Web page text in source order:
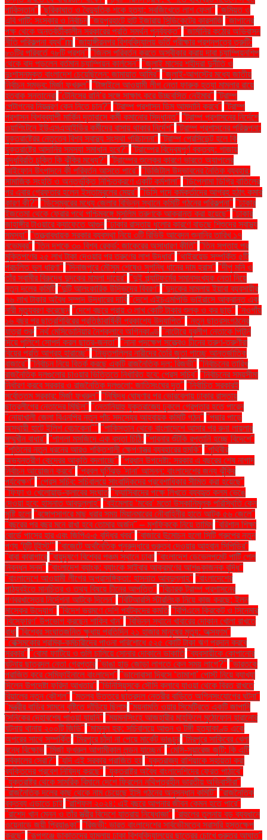
পাকিস্তান" "ছুরিকাঘাত ও বৈদ্যুতিক শকে হত্যা: সবজিখেতে লাশ ফেলা" "জমিয়ত ও
এবি পার্টি: সংস্কার ও নির্বাচন "জয়পুরহাটে হাট ইজারায় সিন্ডিকেটের কারসাজি "জাপানের
পক্ষ থেকে অন্তর্বর্তীকালীন সরকারের প্রতি সমর্থন পুনর্ব্যক্ত" "জার্মানির কঠোর অভিবাসন
নীতি পরিকল্পনা ব্যর্থ"m "জাহাঙ্গীরনগর বিশ্ববিদ্যালয় ভর্তি পরীক্ষার প্রশ্নপত্রে ত্রুটি:
৮০টির পরিবর্তে ৭৮টি প্রশ্ন" "জিনস পরিবর্তন করতে অস্বীকার করায় দাবা চ্যাম্পিয়নশিপ
থেকে বাদ পড়লেন বর্তমান চ্যাম্পিয়ন কার্লসেন" "জুলাই মাসের শহীদরা দুর্নীতি ও
দুঃশাসনমুক্ত বাংলাদেশ চেয়েছিলেন: জামায়াত আমির" "জুলাই-আগস্টের মধ্যে জাতীয়
নির্বাচন সম্ভব: মির্জা ফখরুল" "টাঙ্গাইলে আওয়ামী লীগ নেতা ফারুক হত্যা মামলার রায়ে
হতবাক সন্তানেরা "টেনিসের রানি’র সঙ্গে সাক্ষাৎ করে উচ্ছ্বসিত নেইমার" "ট্রাম্প
পেন্টাগনের নিয়ন্ত্রণ কেন নিতে চান?" "ট্রাম্প প্রশাসন ডিম আমদানি করবে" "ট্রাম্প
প্রশাসন বিশ্বব্যাপী মার্কিন দূতাবাসে কর্মী কমানোর সিদ্ধান্ত" "ট্রাম্প প্রশাসনের নির্দেশে
ওয়াশিংটনে ইউএসএআইডির কর্মীদের বাসায় থাকার নির্দেশ" "ট্রাম্প প্রশাসনের পরিকল্পনা:
যুক্তরাষ্ট্রের নেতৃত্বে বিশ্ব স্বাস্থ্য সংস্থা পরিচালনা" "ট্রাম্প প্রেসিডেন্ট হলে কি
যুক্তরাষ্ট্রে আদানির সমস্যা সমাধান হবে?" "ট্রাম্পের বিদ্বেষপূর্ণ বক্তব্য: গাজায়
যুদ্ধবিরতি চুক্তি কি ঝুঁকির মধ্যে?" "ট্রাম্পের শুল্কের কারণে ভারতে অ্যাপলের
আইফোন উৎপাদনে কী পরিবর্তন আসতে পারে" "ডিজিটাল উদ্ভাবনের নৈতিক ব্যবহার:
সামাজিক সংহতি ও অন্তর্ভুক্তি নিশ্চিতকরণে একটি কর্মশালা" "ডিপ্লোমা ডিগ্রি বাতিলের
পর এবার গ্রেফতার হলেন ইস্তাম্বুলের মেয়র" "ডিসি পদে কর্মকর্তাদের আগ্রহ হঠাৎ কমার
কারণ কী?" "ডিসেম্বরের মধ্যে জেলার বিভিন্ন স্থানে কমিটি গঠনের পরিকল্পনা" "ঢাকার
ইজতেমা থেকে ফেরার পথে পশ্চিমবঙ্গে মুসলিম তরুণকে আক্রান্ত করা হয়েছে" "ঢাকার
জাহাঙ্গীর টাওয়ারে ক্যাফেতে আগুন "ঢাকার রাস্তায় ধুলোর কারণে বাড়ছে শিশুদের স্বাস্থ্য
সমস্যা" "তত্ত্বাবধায়ক সরকার ব্যবস্থা নিয়ে ৩টি রিভিউ আবেদন শুনানির তারিখ ১৭
নভেম্বর" "তিন দশকে ৩০ বিশ্ব রেকর্ড: জাকেরের অসাধারণ কীর্তি" "তিন সপ্তাহ পর
মুক্তিপণের ২৫ লাখ টাকা দেওয়ার পর তরুণের লাশ উদ্ধার" "থাইরয়েড সম্পর্কিত ৫টি
প্রচলিত ভুল ধারণা" "দিনাজপুরে মৌসুম শেষেও সুগন্ধি ধানের দাম হ্রাস" "দীপু মনি ও
তাঁর স্বামীর বিরুদ্ধে দুদকের মামলা দায়ের" "দুই প্ল্যাটফর্মের সমানসংখ্যক নেতা নিয়ে
নতুন দলের কমিটি "দুটি আলংকারিক উদ্ভিদের বিবরণ" "দুদকের মামলায় ইয়াবা ব্যবসায়ীর
৭৬ লাখ টাকার অবৈধ সম্পদ উদ্ধারের দাবি "দেশে এইচএমপিভি ভাইরাসে আক্রান্ত এক
নারী মৃত্যুবরণ করেছেন "দেশে বছরে প্রায় ৩ লাখ কোটি টাকার শুল্ক ও কর ছাড়" "নওগাঁয়
১৬ বছর পর ছাত্রশিবিরের প্রতিষ্ঠাবার্ষিকী প্রকাশ্যে উদযাপিত" "নতুন ছাত্রসংগঠনের
যাত্রা শুরু "নর্থ মেসিডোনিয়ার নৈশক্লাবে অগ্নিকাণ্ড "নাটোরে যুবলীগ নেতাকে পিটুনি
দিয়ে পুলিশে সোপর্দ করল ছাত্র-জনতা" "নানা পদক্ষেপ সত্ত্বেও চীনের তরুণ-তরুণীরা
বিয়ের প্রতি আগ্রহ হারাচ্ছে" "নিভৃতপল্লির নারীদের তৈরি জুতা পাচ্ছে আন্তর্জাতিক
বাজারে" "নির্বাচন নিয়ে বিতর্ক করছে একটি রাজনৈতিক দল: রিজভী" "নির্বাচনের তারিখ
রাজনৈতিক দলগুলোর চাওয়ার ভিত্তিতে নির্ধারিত হবে: প্রেস সচিব" "নির্বাচনের সময়সীমা
নির্ধারণ করবে সরকার ও রাজনৈতিক দলগুলো: জাতিসংঘের দূত" "নির্বাচিত সরকারই
সর্বোত্তম সরকার: মির্জা ফখরুল" "নিষিদ্ধ ঘোষণার পর ভোরবেলায় ঢাকার রাস্তায়
ছাত্রলীগের নেতাদের মিছিল" "নেতানিয়াহু যুক্তরাজ্যে ঢুকলে গ্রেপ্তার হতে পারেন
"নোয়াখালী জেলা বিএনপির নতুন পাঁচ সদস্যের আহ্বায়ক কমিটি গঠন" "পদ্মার পাড়ে
অস্থায়ী হাটে ইলিশ বেচাকেনা"'' "পাকিস্তান থেকে বাংলাদেশে আসার পর রুনা লায়লার
সম্মুখীন বাধার" "পাগলা মসজিদে এক বস্তা চিঠি: "পাবনার শুঁটকি রপ্তানি হচ্ছে বিদেশে"
"পুতিনের নতুন ধরনের আরও শক্তিশালী ক্ষেপণাস্ত্র ব্যবহারের হুমকি" "পৃথিবীর
অভ্যন্তরীণ কেন্দ্রের আকৃতি বদলাচ্ছে" "প্রধান উপদেষ্টা: সরকার এ বছরের শেষ নাগাদ
নির্বাচন আয়োজন করবে" "প্রবল ঘূর্ণিঝড় 'দানা' আসন্ন: বাংলাদেশের জন্য ঝুঁকির
পর্যবেক্ষণ" "প্রেস সচিব: সচিবালয়ে সাংবাদিকদের প্রবেশাধিকার সীমিত করা হয়েছে"
"ফিফা ও খেলোয়াড়-ক্লাবের সংঘাত "ফ্যাসিবাদের পক্ষে লিখতে ব্যবহৃত কলম ভেঙে
দেওয়া হবে: হাসনাত আবদুল্লাহ" "বইমেলায় ‘মবের’ মতো উসকানিমূলক পরিস্থিতি কেন
সৃষ্টি হলো "বঙ্গোপসাগরে মাছ ধরার সময় মিয়ানমারের নৌবাহিনীর হাতে আটক ৫৬ জেলে"
"বছরের পর বছর মনে রাখা হবে তোমার অর্জন" – মুশফিককে নিয়ে তামিম "বরিশাল শিক্ষা
বোর্ডে পাসের হার এবং জিপিএ-৫ বৃদ্ধির খবর" "বাজারে উন্মোচন হলো সিটি গ্রুপের নতুন
পণ্য ‘টুটি টুইস্ট’" "বাজেটে অর্থনৈতিক পুনরুদ্ধারে গুরুত্ব দেওয়ার আহ্বান সিপিডির"
"বাবা কারাগারে "বায়ুদূষণে বিশ্বের পঞ্চম স্থানে ঢাকা "বাংলাদেশ ডেভেলপমেন্ট পার্টি পেল
নিবন্ধন সনদ" "বাংলাদেশ ব্যাংক: ব্যাংকে সাইবার আক্রমণের আশঙ্কাজনক বৃদ্ধি"
"বাংলাদেশে আওয়ামী লীগের অপ্রাসঙ্গিকতা: হাসনাত আবদুল্লাহ" "বাংলাদেশের
পাঠ্যবইতে মানচিত্র ও তথ্য বিষয়ে চীনের আপত্তি" "বিচারক ট্রাম্প প্রশাসনের
গণবরখাস্তের নির্দেশনা আটকে দিলেন" "বিটিআরসি স্টারলিংক নিয়ে কাজ করছে: ইলন
মাস্কের উদ্যোগ" "বিদেশ ভ্রমণে দেশি পর্যটকদের কমতি "বিপিএলে ক্রিকেট ও সিনেমার
'বিস্ফোরণ' উপভোগ করছেন শাকিব খান" "বিভিন্ন স্থানে খাবারের দোকান খোলা রাখতে
বাধা "বিশ্বের সংঘাতজনিত ক্ষুধায় প্রতিদিন ২১ হাজার মানুষের মৃত্যু: অক্সফাম"
"বেক্সিমকোর শ্রমিক-কর্মচারীদের পাওনা পরিশোধে ৫২৫ কোটি টাকা ঋণ প্রদান করবে
সরকার" "বোমা ফাটিয়ে ও গুলি চালিয়ে সোনার দোকানে ডাকাতি "ব্যবসায়ীকে কোপানোর
ঘটনায় ছাত্রদল নেতা গ্রেপ্তার "ভাঙা হাড় জোড়া লাগতে কেন সময় লাগে?" "ভারতকে
পরাজিত করে সেমিফাইনালে বাংলাদেশ" "ভালোবাসা দিবসে ‘তামাশা’ পোস্ট নিয়ে ব্যাখ্যা
দিলেন উপদেষ্টা ফরিদা আখতার" "ভিনিসিয়ুসকে সৌদি ক্লাবে যাওয়া থেকে বিরত রাখতে
রিয়ালের নতুন কৌশল" "মতলব উত্তরে ছাত্রদল নেত্রীর বাড়িতে অগ্নিসংযোগের ঘটনা"
"মন্ত্রীর বাড়ির সামনে বৃষ্টিতে দাঁড়িয়ে ছিলাম "ময়নামতি ওয়ার সিমেট্রিতে একটি জাপানি
সৈনিকের দেহাবশেষ পাওয়া যায়নি" "ময়মনসিংহে আজহারীর মাহফিলে মুঠোফোন হারানোর
ঘটনায় থানায় ২০০টি জিডি" "মামুনুল হক: সচিবালয়ে আগুন ও টঙ্গী হত্যাকাণ্ড একে
অপরের সাথে সম্পর্কিত "মিরপুরে চাঁদা না পেয়ে মার্কেট ভাঙচুর "মিরপুরে সাকিবের খেলা
বন্ধে বিক্ষোভ "মির্জা ফখরুল আগামীকাল লন্ডন যাচ্ছেন" "মেসি-সুয়ারেজ জুটি: কি এটি
সর্বকালের সেরা?" "যদি এই সরকার পরাজিত হয় "যুক্তরাজ্য রাশিয়াকে সহায়তা করা
ব্যক্তিদের প্রবেশ নিষিদ্ধ করছে" "যুক্তরাষ্ট্র অবৈধ বাংলাদেশিদের ফেরত পাঠাবে"
"যুক্তরাষ্ট্র থেকে সামরিক বিমানে দেশে ফিরলেন নথিপত্রহীন ভারতীয় অভিবাসীরা"
"রাজনৈতিক দলের কাছ থেকে নাম চেয়েছে ইসি গঠনের অনুসন্ধান কমিটি" "রাজনৈতিক
বক্তব্য এড়াতে চাই "রাশিফল ২০২৪: এই বছরে আপনার জীবন কেমন হতে পারে"
"রাশেদ খান মেনন ও তাঁর স্ত্রীর বিদেশে যাত্রায় নিষেধাজ্ঞা" "রাহুলের তুলনায় বড় ব্যবধানে
ওয়েনাডে জয়ী প্রিয়াঙ্কা" "রিজভী: ভারত বাংলাদেশের সার্বভৌমত্বে সরাসরি হস্তক্ষেপ
করছে" "রূপগঞ্জে ডাকাতদের হামলায় ঢাকা বিশ্ববিদ্যালয়ের ছাত্রের চোখে গুরুতর আঘাত"